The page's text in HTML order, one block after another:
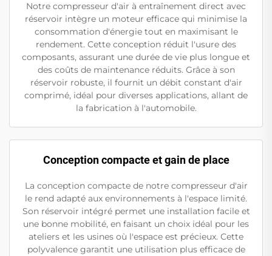
Notre compresseur d'air à entraînement direct avec
réservoir intègre un moteur efficace qui minimise la
consommation d'énergie tout en maximisant le
rendement. Cette conception réduit l'usure des
composants, assurant une durée de vie plus longue et
des coûts de maintenance réduits. Grâce à son
réservoir robuste, il fournit un débit constant d'air
comprimé, idéal pour diverses applications, allant de
la fabrication à l'automobile.
Conception compacte et gain de place
La conception compacte de notre compresseur d'air
le rend adapté aux environnements à l'espace limité.
Son réservoir intégré permet une installation facile et
une bonne mobilité, en faisant un choix idéal pour les
ateliers et les usines où l'espace est précieux. Cette
polyvalence garantit une utilisation plus efficace de